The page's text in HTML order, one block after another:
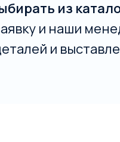
из
и наши
и